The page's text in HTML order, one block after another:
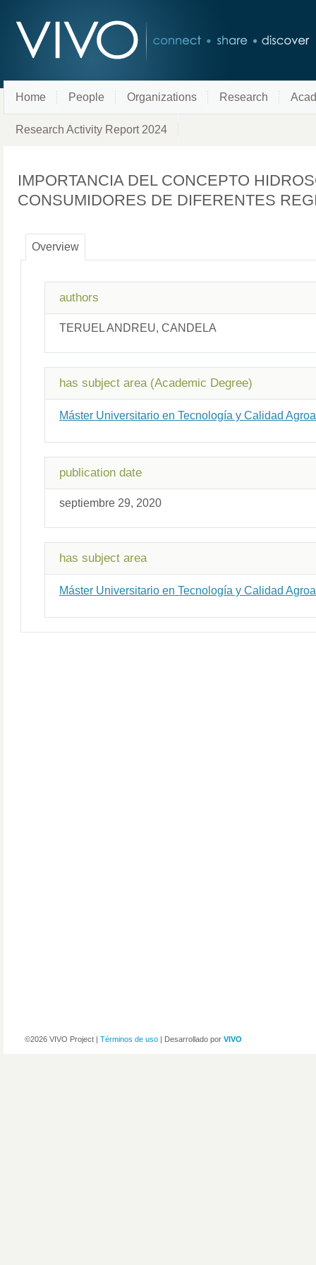
Home People Organizations Research
Research Activity Report 2024
IMPORTANCIA DEL CONCEPTO
CONSUMIDORES DE DIFERENTES
Overview
authors
TERUEL ANDREU, CANDELA
has subject area (Academic Degree)
Máster Universitario en Tecnología y Calidad
publication date
septiembre 29, 2020
has subject area
Máster Universitario en Tecnología y Calidad
©2026 VIVO Project | Términos de uso | Desarrollado por VIVO